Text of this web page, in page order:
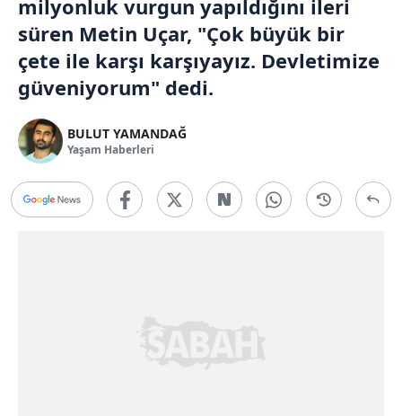
milyonluk vurgun yapıldığını ileri
süren Metin Uçar, "Çok büyük bir
çete ile karşı karşıyayız. Devletimize
güveniyorum" dedi.
BULUT YAMANDAĞ
Yaşam Haberleri